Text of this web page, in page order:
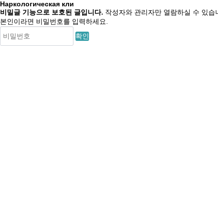
Наркологическая кли
비밀글 기능으로 보호된 글입니다. 작성자와 관리자만 열람하실 수 있습
본인이라면 비밀번호를 입력하세요.